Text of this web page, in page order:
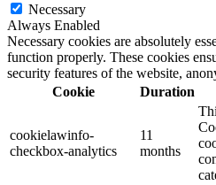
Necessary
Always Enabled
Necessary cookies are absolutely
function properly. These cookies
security features of the website,
Cookie
Duration
cookielawinfo-
checkbox-analytics
11
months